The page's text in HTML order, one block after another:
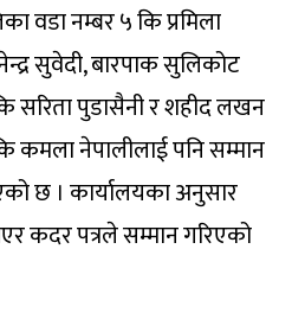
वडा नम्बर ५ कि प्रमिला
सुवेदी, बारपाक सुलिकोट
सरिता पुडासैनी र शहीद लखन
कमला नेपालीलाई पनि सम्मान
छ । कार्यालयका अनुसार
कदर पत्रले सम्मान गरिएको